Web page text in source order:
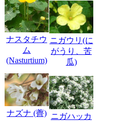
ナスタチウ
ム
(Nasturtium)
ナズナ (薺)
ニガウリ(に
がうり、苦
瓜)
ニガハッカ